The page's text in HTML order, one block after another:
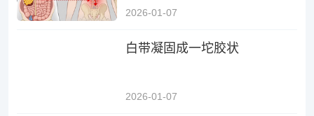
2026-01-07
白带凝固成一坨胶状
2026-01-07